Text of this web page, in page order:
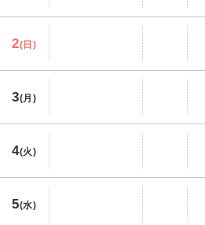
2(日)
3(月)
4(火)
5(水)